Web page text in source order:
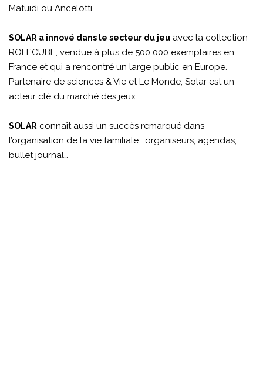
Matuidi ou Ancelotti.
SOLAR a innové dans le secteur du jeu avec la collection
ROLL’CUBE, vendue à plus de 500 000 exemplaires en
France et qui a rencontré un large public en Europe.
Partenaire de sciences & Vie et Le Monde, Solar est un
acteur clé du marché des jeux.
SOLAR connaît aussi un succès remarqué dans
l’organisation de la vie familiale : organiseurs, agendas,
bullet journal…